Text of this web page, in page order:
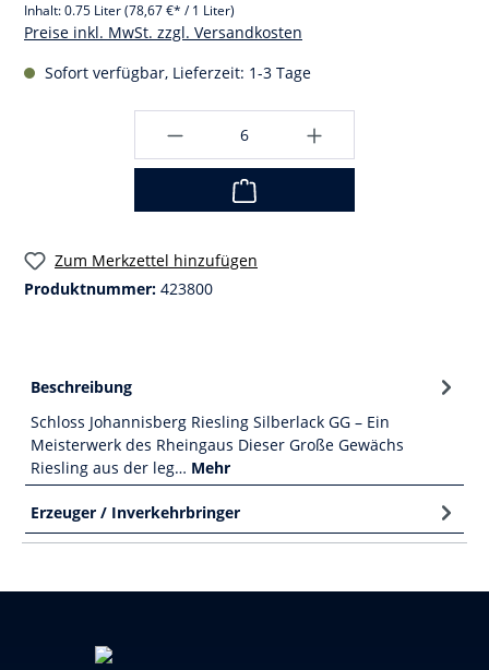
Inhalt:0.75 Liter(78,67 €* / 1 Liter)
Preise inkl. MwSt. zzgl. Versandkosten
Sofort verfügbar, Lieferzeit: 1-3 Tage
Zum Merkzettel hinzufügen
Produktnummer: 423800
Beschreibung
Schloss Johannisberg Riesling Silberlack GG – Ein
Meisterwerk des Rheingaus Dieser Große Gewächs
Riesling aus der leg… Mehr
Erzeuger / Inverkehrbringer